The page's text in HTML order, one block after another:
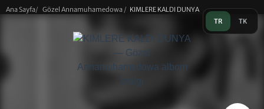
TR TK
Ana Sayfa/ Gözel Annamuhamedowa / KIMLERE KALDI DUNYA